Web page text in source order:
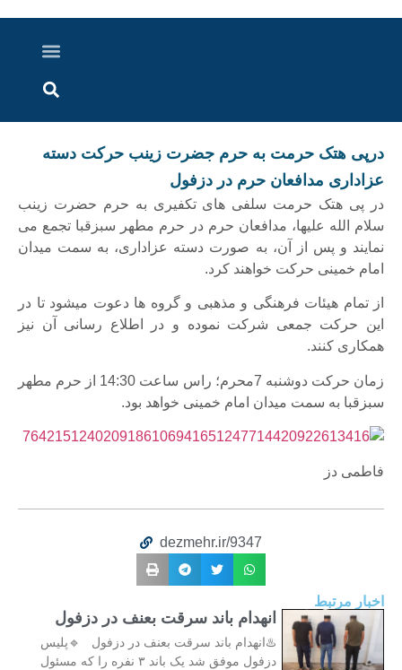
درپی هتک حرمت به حرم جضرت زینب حرکت دسته
عزاداری مدافعان حرم در دزفول
در پی هتک حرمت سلفی های تکفیری به حرم حضرت زینب
سلام الله علیها، مدافعان حرم در حرم مطهر سبزقبا تجمع می
نمایند و پس از آن، به صورت دسته عزاداری، به سمت میدان
امام خمینی حرکت خواهند کرد.
از تمام هیئات فرهنگی و مذهبی و گروه ها دعوت میشود تا در
این حرکت جمعی شرکت نموده و در اطلاع رسانی آن نیز
همکاری کنند.
زمان حرکت دوشنبه 7محرم؛ راس ساعت 14:30 از حرم مطهر
سبزقبا به سمت میدان امام خمینی خواهد بود.
فاطمی دز
dezmehr.ir/9347
اخبار مرتبط
انهدام باند سرقت بعنف در دزفول
♨️انهدام باند سرقت بعنف در دزفول 🔹پلیس
دزفول موفق شد یک باند ۳ نفره را که مسئول